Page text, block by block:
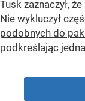
Tusk zaznaczył,
Nie wykluczył
podobnych do
podkreślając